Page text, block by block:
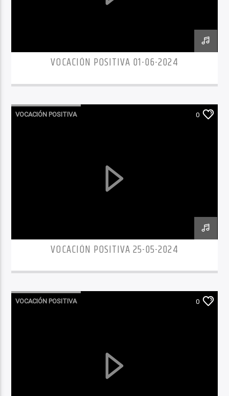
VOCACIÓN POSITIVA 01-06-2024
VOCACIÓN POSITIVA 0
VOCACIÓN POSITIVA 25-05-2024
VOCACIÓN POSITIVA 0